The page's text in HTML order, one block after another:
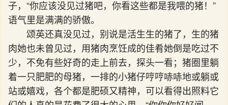
子，“你应该没见过猪吧，你看这些都是我喂的猪！”
语气里是满满的骄傲。
颂英还真没见过，别说是活生生的猪了，生的猪
肉她也未曾见过，用猪肉烹饪成的佳肴她倒是吃过不
少，不免有些好奇的走上前去，探头一看；猪圈里躺
着一只肥肥的母猪，一排的小猪仔哼哼哧哧地或躺或
站或嬉戏，各个都是肥硕又精神，可以看得出照料它